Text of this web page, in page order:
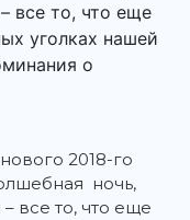
все то, что еще
уголках нашей
о
2018-го
ночь,
все то, что еще